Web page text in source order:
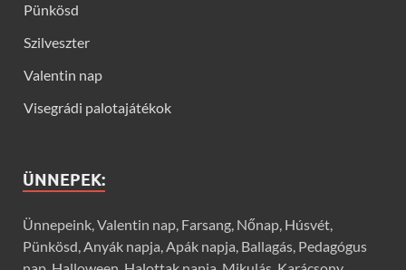
Pünkösd
Szilveszter
Valentin nap
Visegrádi palotajátékok
ÜNNEPEK:
Ünnepeink, Valentin nap, Farsang, Nőnap, Húsvét,
Pünkösd, Anyák napja, Apák napja, Ballagás, Pedagógus